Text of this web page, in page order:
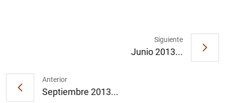
Anterior
Septiembre 2013...
Siguiente
Junio 2013...